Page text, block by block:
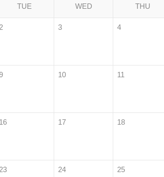
TUE WED THU
2 3 4
10 11
16 17 18
23 24 25